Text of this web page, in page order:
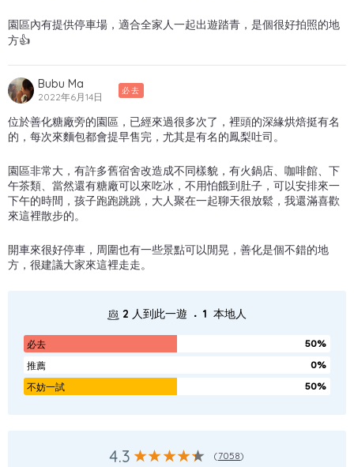
園區內有提供停車場，適合全家人一起出遊踏青，是個很好拍照的地
方👍
Bubu Ma
2022年6月14日
必去
位於善化糖廠旁的園區，已經來過很多次了，裡頭的深緣烘焙挺有名
的，每次來麵包都會提早售完，尤其是有名的鳳梨吐司。
園區非常大，有許多舊宿舍改造成不同樣貌，有火鍋店、咖啡館、下
午茶類、當然還有糖廠可以來吃冰，不用怕餓到肚子，可以安排來一
下午的時間，孩子跑跑跳跳，大人聚在一起聊天很放鬆，我還滿喜歡
來這裡散步的。
開車來很好停車，周圍也有一些景點可以閒晃，善化是個不錯的地
方，很建議大家來這裡走走。
2 人到此一遊 . 1 本地人
必去
50%
推薦
0%
不妨一試
50%
4.3 (7058)